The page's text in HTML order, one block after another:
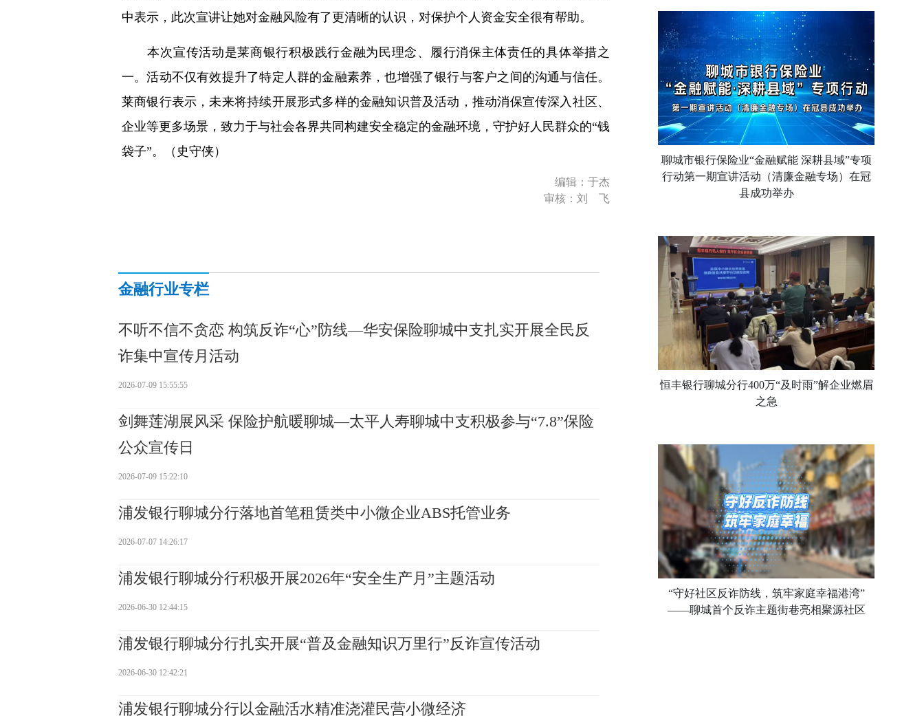
中表示，此次宣讲让她对金融风险有了更清晰的认识，对保护个人资金安全很有帮助。
本次宣传活动是莱商银行积极践行金融为民理念、履行消保主体责任的具体举措之
一。活动不仅有效提升了特定人群的金融素养，也增强了银行与客户之间的沟通与信任。
莱商银行表示，未来将持续开展形式多样的金融知识普及活动，推动消保宣传深入社区、
企业等更多场景，致力于与社会各界共同构建安全稳定的金融环境，守护好人民群众的“钱
袋子”。（史守侠）
编辑：于杰
审核：刘 飞
聊城市银行保险业“金融赋能 深耕县域”专项
行动第一期宣讲活动（清廉金融专场）在冠
县成功举办
恒丰银行聊城分行400万“及时雨”解企业燃眉
之急
“守好社区反诈防线，筑牢家庭幸福港湾”
——聊城首个反诈主题街巷亮相聚源社区
金融行业专栏
不听不信不贪恋 构筑反诈“心”防线—华安保险聊城中支扎实开展全民反
诈集中宣传月活动
2026-07-09 15:55:55
剑舞莲湖展风采 保险护航暖聊城—太平人寿聊城中支积极参与“7.8”保险
公众宣传日
2026-07-09 15:22:10
浦发银行聊城分行落地首笔租赁类中小微企业ABS托管业务
2026-07-07 14:26:17
浦发银行聊城分行积极开展2026年“安全生产月”主题活动
2026-06-30 12:44:15
浦发银行聊城分行扎实开展“普及金融知识万里行”反诈宣传活动
2026-06-30 12:42:21
浦发银行聊城分行以金融活水精准浇灌民营小微经济